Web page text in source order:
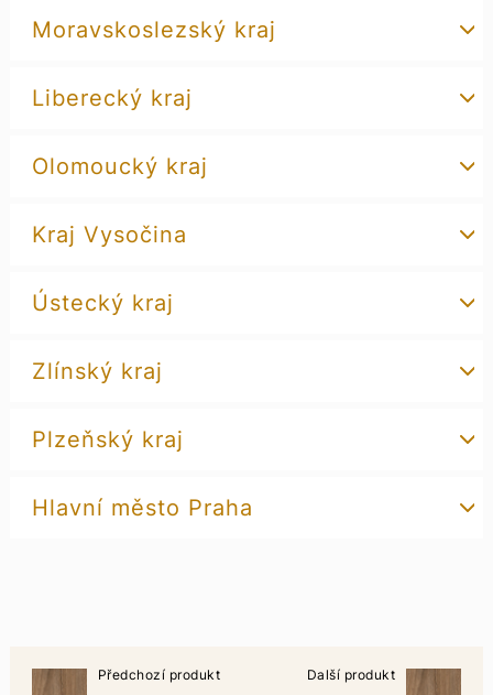
Moravskoslezský kraj
Liberecký kraj
Olomoucký kraj
Kraj Vysočina
Ústecký kraj
Zlínský kraj
Plzeňský kraj
Hlavní město Praha
Předchozí produkt Další produkt